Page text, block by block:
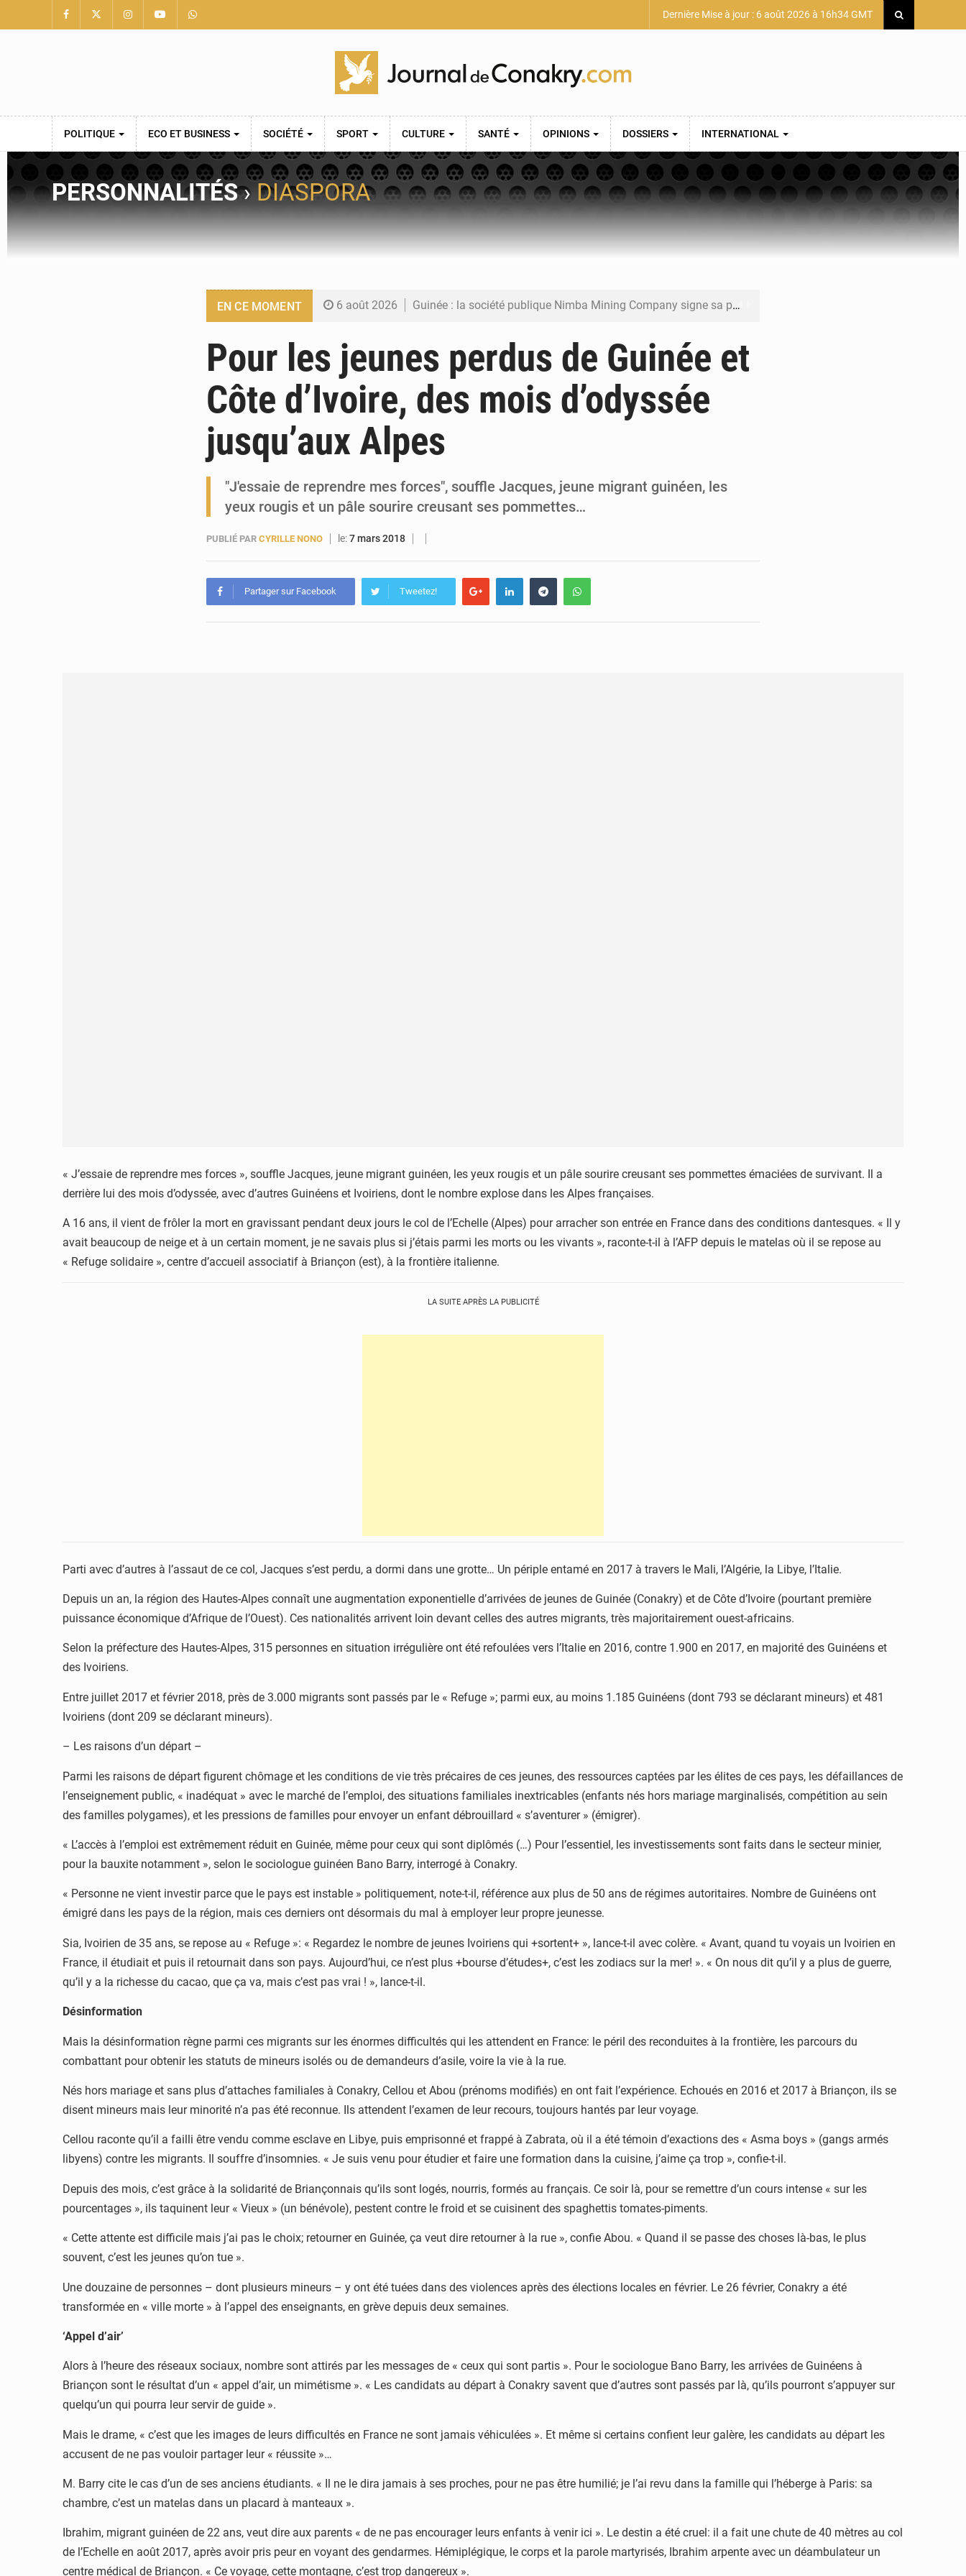
Dernière Mise à jour : 6 août 2026 à 16h34 GMT
POLITIQUE ECO ET BUSINESS SOCIÉTÉ SPORT CULTURE SANTÉ OPINIONS DOSSIERS INTERNATIONAL
PERSONNALITÉS› DIASPORA
EN CE MOMENT 6 août 2026 Guinée : la société publique Nimba Mining Company signe sa première convention minière
5 août 2026 Guinée : 23 personnes interpellées après les affrontements entre Bankoumana et Djoma Balandou à Mandiana
5 août 2026 Guinée : Amara Camara prend la coordination de l’action de l’État en l’absence du président Mamadi Doumbouya
5 août 2026 Forces Vives en Guinée : la coalition critique la gestion de Mamadi Doumbouya
Pour les jeunes perdus de Guinée et
Côte d’Ivoire, des mois d’odyssée
jusqu’aux Alpes
"J'essaie de reprendre mes forces", souffle Jacques, jeune migrant guinéen, les
yeux rougis et un pâle sourire creusant ses pommettes…
PUBLIÉ PAR CYRILLE NONO le:7 mars 2018
Partager sur Facebook Tweetez!
« J’essaie de reprendre mes forces », souffle Jacques, jeune migrant guinéen, les yeux rougis et un pâle sourire creusant ses pommettes émaciées de survivant. Il a
derrière lui des mois d’odyssée, avec d’autres Guinéens et Ivoiriens, dont le nombre explose dans les Alpes françaises.
A 16 ans, il vient de frôler la mort en gravissant pendant deux jours le col de l’Echelle (Alpes) pour arracher son entrée en France dans des conditions dantesques. « Il y
avait beaucoup de neige et à un certain moment, je ne savais plus si j’étais parmi les morts ou les vivants », raconte-t-il à l’AFP depuis le matelas où il se repose au
« Refuge solidaire », centre d’accueil associatif à Briançon (est), à la frontière italienne.
LA SUITE APRÈS LA PUBLICITÉ
Parti avec d’autres à l’assaut de ce col, Jacques s’est perdu, a dormi dans une grotte… Un périple entamé en 2017 à travers le Mali, l’Algérie, la Libye, l’Italie.
Depuis un an, la région des Hautes-Alpes connaît une augmentation exponentielle d’arrivées de jeunes de Guinée (Conakry) et de Côte d’Ivoire (pourtant première
puissance économique d’Afrique de l’Ouest). Ces nationalités arrivent loin devant celles des autres migrants, très majoritairement ouest-africains.
Selon la préfecture des Hautes-Alpes, 315 personnes en situation irrégulière ont été refoulées vers l’Italie en 2016, contre 1.900 en 2017, en majorité des Guinéens et
des Ivoiriens.
Entre juillet 2017 et février 2018, près de 3.000 migrants sont passés par le « Refuge »; parmi eux, au moins 1.185 Guinéens (dont 793 se déclarant mineurs) et 481
Ivoiriens (dont 209 se déclarant mineurs).
– Les raisons d’un départ –
Parmi les raisons de départ figurent chômage et les conditions de vie très précaires de ces jeunes, des ressources captées par les élites de ces pays, les défaillances de
l’enseignement public, « inadéquat » avec le marché de l’emploi, des situations familiales inextricables (enfants nés hors mariage marginalisés, compétition au sein
des familles polygames), et les pressions de familles pour envoyer un enfant débrouillard « s’aventurer » (émigrer).
« L’accès à l’emploi est extrêmement réduit en Guinée, même pour ceux qui sont diplômés (…) Pour l’essentiel, les investissements sont faits dans le secteur minier,
pour la bauxite notamment », selon le sociologue guinéen Bano Barry, interrogé à Conakry.
« Personne ne vient investir parce que le pays est instable » politiquement, note-t-il, référence aux plus de 50 ans de régimes autoritaires. Nombre de Guinéens ont
émigré dans les pays de la région, mais ces derniers ont désormais du mal à employer leur propre jeunesse.
Sia, Ivoirien de 35 ans, se repose au « Refuge »: « Regardez le nombre de jeunes Ivoiriens qui +sortent+ », lance-t-il avec colère. « Avant, quand tu voyais un Ivoirien en
France, il étudiait et puis il retournait dans son pays. Aujourd’hui, ce n’est plus +bourse d’études+, c’est les zodiacs sur la mer! ». « On nous dit qu’il y a plus de guerre,
qu’il y a la richesse du cacao, que ça va, mais c’est pas vrai ! », lance-t-il.
Désinformation
Mais la désinformation règne parmi ces migrants sur les énormes difficultés qui les attendent en France: le péril des reconduites à la frontière, les parcours du
combattant pour obtenir les statuts de mineurs isolés ou de demandeurs d’asile, voire la vie à la rue.
Nés hors mariage et sans plus d’attaches familiales à Conakry, Cellou et Abou (prénoms modifiés) en ont fait l’expérience. Echoués en 2016 et 2017 à Briançon, ils se
disent mineurs mais leur minorité n’a pas été reconnue. Ils attendent l’examen de leur recours, toujours hantés par leur voyage.
Cellou raconte qu’il a failli être vendu comme esclave en Libye, puis emprisonné et frappé à Zabrata, où il a été témoin d’exactions des « Asma boys » (gangs armés
libyens) contre les migrants. Il souffre d’insomnies. « Je suis venu pour étudier et faire une formation dans la cuisine, j’aime ça trop », confie-t-il.
Depuis des mois, c’est grâce à la solidarité de Briançonnais qu’ils sont logés, nourris, formés au français. Ce soir là, pour se remettre d’un cours intense « sur les
pourcentages », ils taquinent leur « Vieux » (un bénévole), pestent contre le froid et se cuisinent des spaghettis tomates-piments.
« Cette attente est difficile mais j’ai pas le choix; retourner en Guinée, ça veut dire retourner à la rue », confie Abou. « Quand il se passe des choses là-bas, le plus
souvent, c’est les jeunes qu’on tue ».
Une douzaine de personnes – dont plusieurs mineurs – y ont été tuées dans des violences après des élections locales en février. Le 26 février, Conakry a été
transformée en « ville morte » à l’appel des enseignants, en grève depuis deux semaines.
‘Appel d’air’
Alors à l’heure des réseaux sociaux, nombre sont attirés par les messages de « ceux qui sont partis ». Pour le sociologue Bano Barry, les arrivées de Guinéens à
Briançon sont le résultat d’un « appel d’air, un mimétisme ». « Les candidats au départ à Conakry savent que d’autres sont passés par là, qu’ils pourront s’appuyer sur
quelqu’un qui pourra leur servir de guide ».
Mais le drame, « c’est que les images de leurs difficultés en France ne sont jamais véhiculées ». Et même si certains confient leur galère, les candidats au départ les
accusent de ne pas vouloir partager leur « réussite »…
M. Barry cite le cas d’un de ses anciens étudiants. « Il ne le dira jamais à ses proches, pour ne pas être humilié; je l’ai revu dans la famille qui l’héberge à Paris: sa
chambre, c’est un matelas dans un placard à manteaux ».
Ibrahim, migrant guinéen de 22 ans, veut dire aux parents « de ne pas encourager leurs enfants à venir ici ». Le destin a été cruel: il a fait une chute de 40 mètres au col
de l’Echelle en août 2017, après avoir pris peur en voyant des gendarmes. Hémiplégique, le corps et la parole martyrisés, Ibrahim arpente avec un déambulateur un
centre médical de Briançon. « Ce voyage, cette montagne, c’est trop dangereux ».